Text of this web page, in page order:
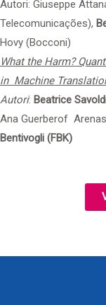
Autori: Giuseppe
Telecomunicações),
Hovy (Bocconi)
What the Harm?
in Machine
Autori: Beatrice
Ana Guerberof
Bentivogli (FBK)